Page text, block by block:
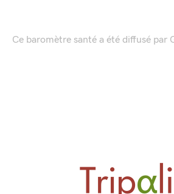
Ce baromètre santé a été diffusé par